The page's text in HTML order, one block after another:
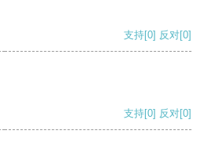
支持[0] 反对[0]
支持[0] 反对[0]